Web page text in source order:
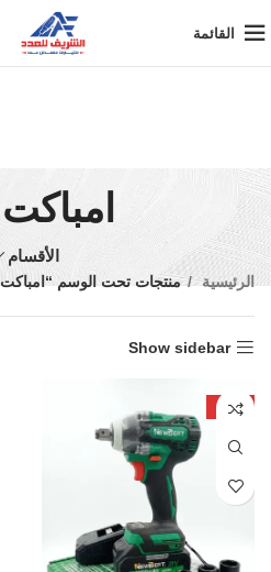
القائمة
امباكت 1/2
الأقسام
الرئيسية منتجات تحت الوسم “امباكت 1/2”
Show sidebar
-42%